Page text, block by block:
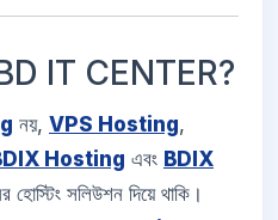
IT CENTER?
নয়, VPS Hosting,
Hosting এবং BDIX
হোস্টিং সলিউশন দিয়ে থাকি।